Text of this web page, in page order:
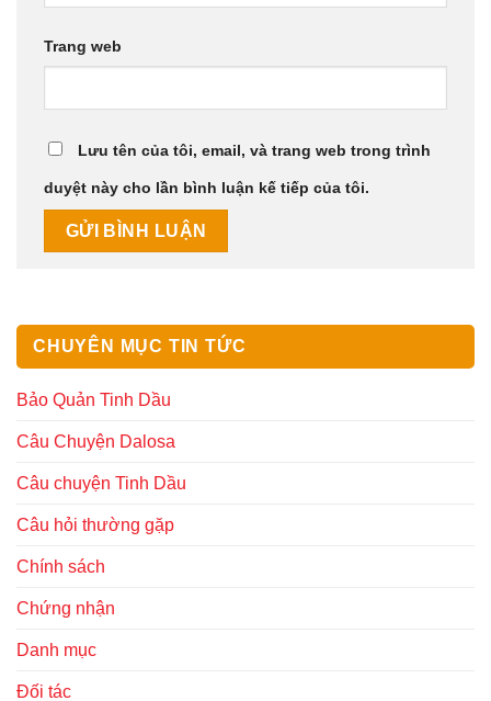
Trang web
Lưu tên của tôi, email, và trang web trong trình
duyệt này cho lần bình luận kế tiếp của tôi.
CHUYÊN MỤC TIN TỨC
Bảo Quản Tinh Dầu
Câu Chuyện Dalosa
Câu chuyện Tinh Dầu
Câu hỏi thường gặp
Chính sách
Chứng nhận
Danh mục
Đối tác